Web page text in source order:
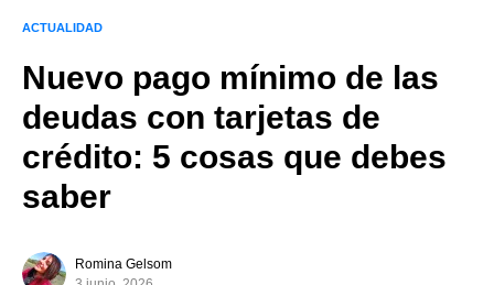
ACTUALIDAD
Nuevo pago mínimo de las
deudas con tarjetas de
crédito: 5 cosas que debes
saber
Romina Gelsom